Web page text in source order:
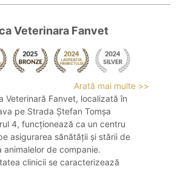
Veterinara Fanvet
Arată mai multe >>
Veterinară Fanvet, localizată în
pe Strada Ștefan Tomșa
4, funcționează ca un centru
asigurarea sănătății și stării de
animalelor de companie.
clinicii se caracterizează